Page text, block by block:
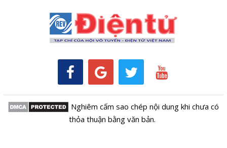
Nghiêm cấm sao chép nội dung khi chưa có
thỏa thuận bằng văn bản.